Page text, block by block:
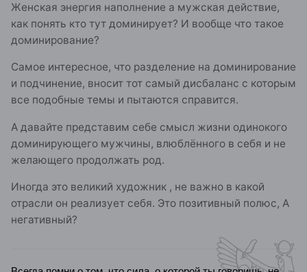
Женская энергия наполнение а мужская действие,
как понять кто тут доминирует? И вообще что такое
доминирование?
Самое интересное, что разделение на доминирование
и подчинение, вносит тот самый дисбаланс с которым
все подобные темы и пытаются справится.
А давайте представим себе смысл жизни одинокого
доминирующего мужчины, влюблённого в себя и не
желающего продолжать род.
Иногда это великий художник , не важно в какой
отрасли он реализует себя. Это позитивный полюс, А
негативный?